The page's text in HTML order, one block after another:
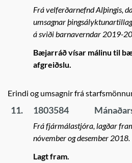
Frá velferðarnefnd Alþingis,
umsagnar
á sviði barnaverndar 2019-
Bæjarráð vísar málinu til
afgreiðslu.
Erindi og umsagnir frá
11. 1803584
Frá fjármálastjóra, lagðar
nóvember og desember 2018.
Lagt fram.